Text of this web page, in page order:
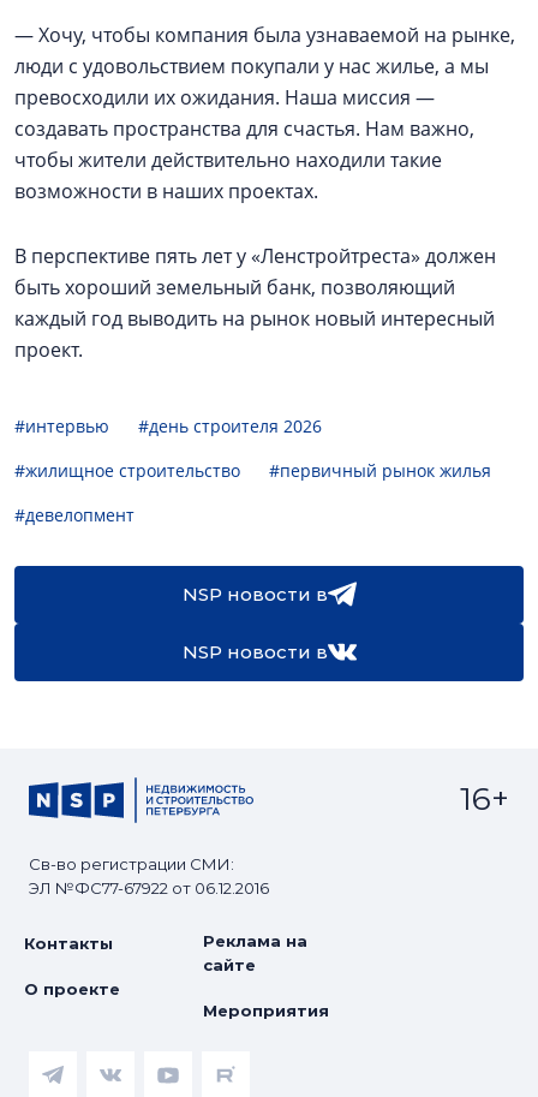
— Хочу, чтобы компания была узнаваемой на рынке,
люди с удовольствием покупали у нас жилье, а мы
превосходили их ожидания. Наша миссия —
создавать пространства для счастья. Нам важно,
чтобы жители действительно находили такие
возможности в наших проектах.
В перспективе пять лет у «Ленстройтреста» должен
быть хороший земельный банк, позволяющий
каждый год выводить на рынок новый интересный
проект.
#интервью
#день строителя 2026
#жилищное строительство
#первичный рынок жилья
#девелопмент
NSP новости в
NSP новости в
Св-во регистрации СМИ:
ЭЛ №ФС77-67922 от 06.12.2016
16+
Контакты
О проекте
Реклама на
сайте
Мероприятия